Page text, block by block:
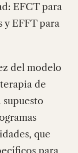
EFCT para
y EFFT para
del modelo
de
que
para